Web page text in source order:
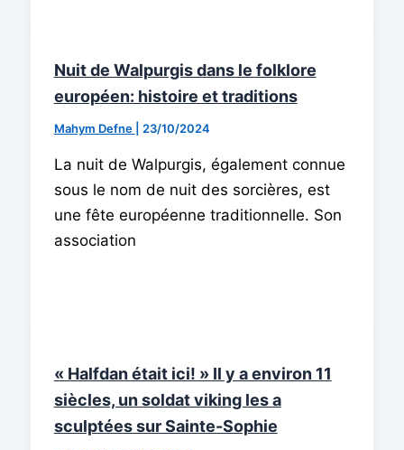
Nuit de Walpurgis dans le folklore
européen: histoire et traditions
Mahym Defne 23/10/2024
La nuit de Walpurgis, également connue
sous le nom de nuit des sorcières, est
une fête européenne traditionnelle. Son
association
« Halfdan était ici! » Il y a environ 11
siècles, un soldat viking les a
sculptées sur Sainte-Sophie